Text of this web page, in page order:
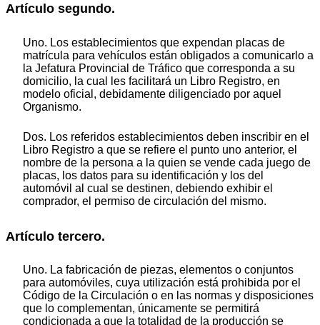
Artículo segundo.
Uno. Los establecimientos que expendan placas de
matrícula para vehículos están obligados a comunicarlo a
la Jefatura Provincial de Tráfico que corresponda a su
domicilio, la cual les facilitará un Libro Registro, en
modelo oficial, debidamente diligenciado por aquel
Organismo.
Dos. Los referidos establecimientos deben inscribir en el
Libro Registro a que se refiere el punto uno anterior, el
nombre de la persona a la quien se vende cada juego de
placas, los datos para su identificación y los del
automóvil al cual se destinen, debiendo exhibir el
comprador, el permiso de circulación del mismo.
Artículo tercero.
Uno. La fabricación de piezas, elementos o conjuntos
para automóviles, cuya utilización está prohibida por el
Código de la Circulación o en las normas y disposiciones
que lo complementan, únicamente se permitirá
condicionada a que la totalidad de la producción se